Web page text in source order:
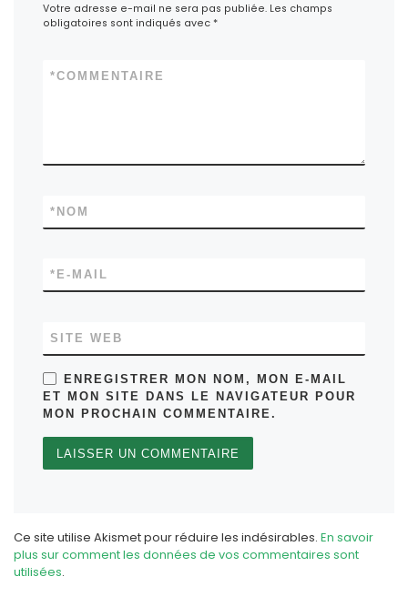
Votre adresse e-mail ne sera pas publiée. Les champs
obligatoires sont indiqués avec*
COMMENTAIRE
*
NOM
*
E-MAIL
*
SITE WEB
ENREGISTRER MON NOM, MON E-MAIL
ET MON SITE DANS LE NAVIGATEUR POUR
MON PROCHAIN COMMENTAIRE.
Ce site utilise Akismet pour réduire les indésirables. En savoir
plus sur comment les données de vos commentaires sont
utilisées.